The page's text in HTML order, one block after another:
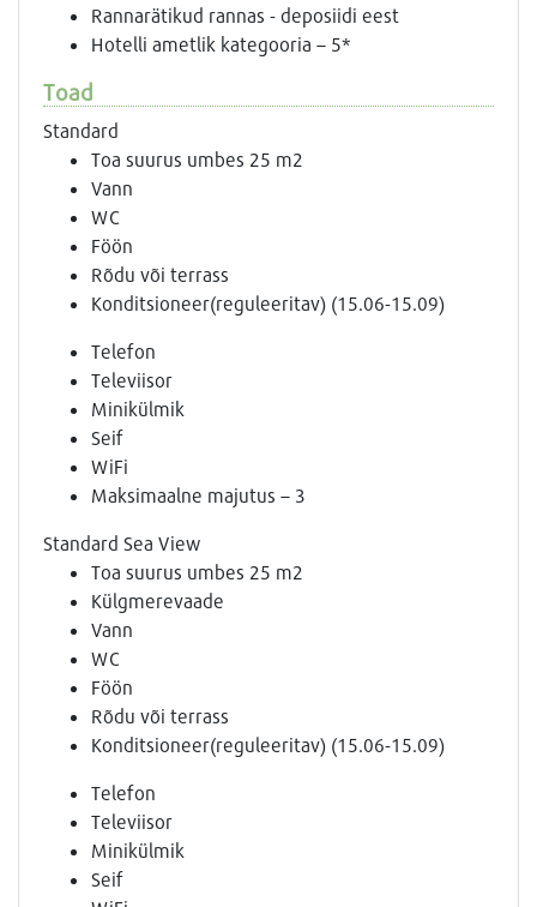
Rannarätikud rannas - deposiidi eest
Hotelli ametlik kategooria – 5*
Toad
Standard
Toa suurus umbes 25 m2
Vann
WC
Föön
Rõdu või terrass
Konditsioneer(reguleeritav) (15.06-15.09)
Telefon
Televiisor
Minikülmik
Seif
WiFi
Maksimaalne majutus – 3
Standard Sea View
Toa suurus umbes 25 m2
Külgmerevaade
Vann
WC
Föön
Rõdu või terrass
Konditsioneer(reguleeritav) (15.06-15.09)
Telefon
Televiisor
Minikülmik
Seif